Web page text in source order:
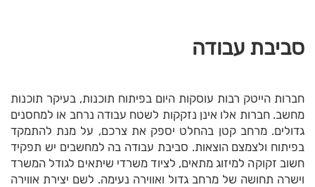
סביבת עבודה
חברות הייטק רבות עוסקות היום בפיתוח תוכנות, בעיקר תוכנות
מחשב. חברות אלו אינן נזקקות לשטח עבודה נרחב או למחסנים
גדולים. מרחב קטן בהחלט יספק את צרכם, על מנת להתמקד
בפיתוח ולצמצם הוצאות. סביבת עבודה בה למחשבים יש תפקיד
חשוב זקוקה למיזוג מתאים, לציוד משרדי שיתאים לגודל המשרד
וישרה תחושה של מרחב גדול ואווירה נעימה. לשם יצירת אווירה